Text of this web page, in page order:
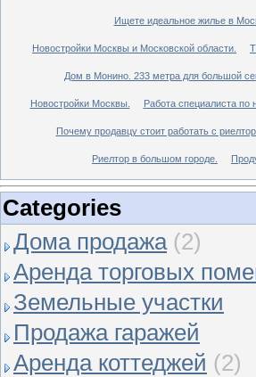
Ищете идеальное жилье в
Новостройки Москвы и Московской области.
Дом в Монино. 233 метра для большой
Новостройки Москвы. Работа специалиста по
Почему продавцу стоит работать с
Риелтор в большом городе.
Categories
Дома продажа (2)
Аренда торговых
Земельные участки
Продажа гаражей
Аренда коттеджей (2)